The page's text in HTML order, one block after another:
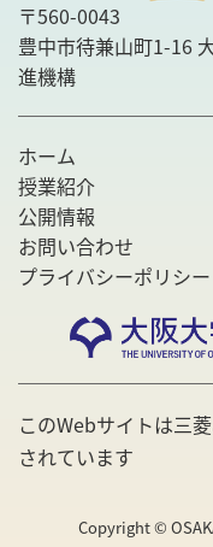
〒560-0043
豊中市待兼山町1-16
進機構
ホーム
授業紹介
公開情報
お問い合わせ
プライバシーポリシー
このWebサイトは三
されています
Copyright ©︎